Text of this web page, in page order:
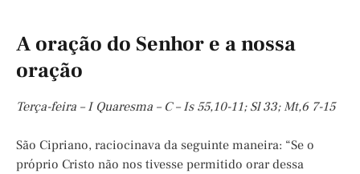
A oração do Senhor e a nossa
oração
Terça-feira – I Quaresma – C – Is 55,10-11; Sl 33; Mt,6 7-15
São Cipriano, raciocinava da seguinte maneira: “Se o
próprio Cristo não nos tivesse permitido orar dessa